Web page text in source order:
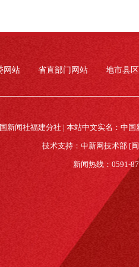
网站 省直部门网站 地市县
新闻社福建分社 | 本站中文实名：中
技术支持：中新网技术部 [
新闻热线：0591-